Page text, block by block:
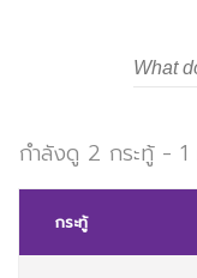
กำลังดู 2 กระทู้ -
กระทู้